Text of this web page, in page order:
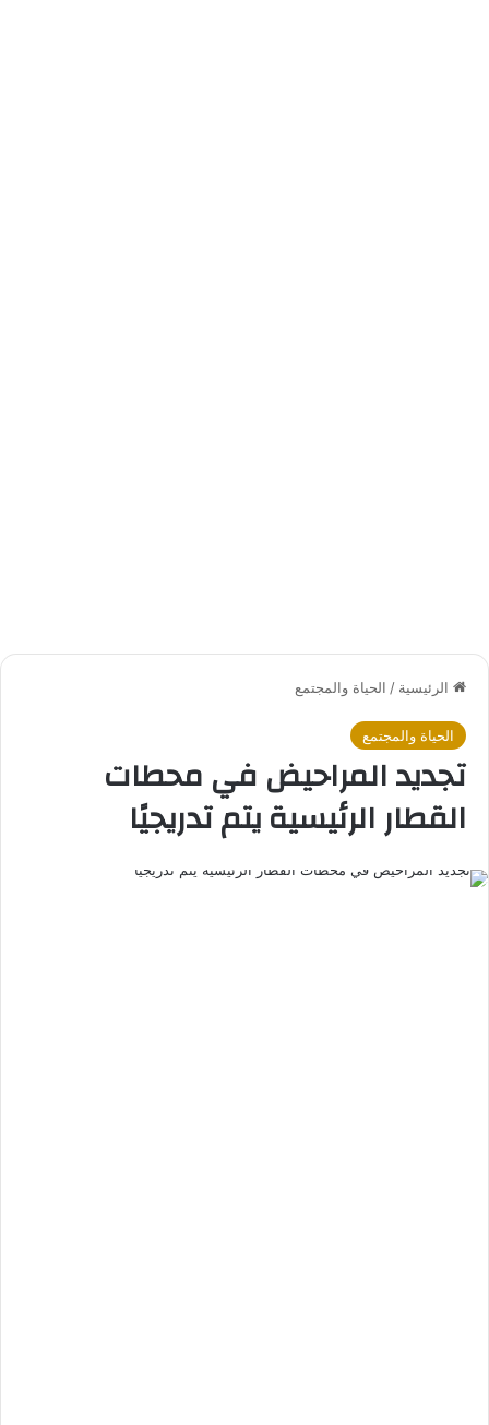
الرئيسية / الحياة والمجتمع
الحياة والمجتمع
تجديد المراحيض في محطات
القطار الرئيسية يتم تدريجيًا